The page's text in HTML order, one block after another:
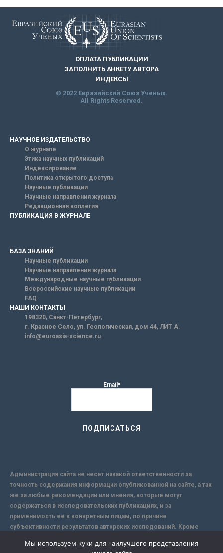
ОПЛАТА ПУБЛИКАЦИИ
ЗАПОЛНИТЬ АНКЕТУ АВТОРА
ИНДЕКСЫ
© 2022 Евразийский Союз Ученых.
All Rights Reserved.
НАУЧНОЕ ИЗДАТЕЛЬСТВО
О журнале
Этика научных публикаций
Индексирование
Политика открытого доступа
Научные публикации
Научные направления журнала
Редакционная коллегия
ПУБЛИКАЦИЯ В ЖУРНАЛЕ
БАЗА ЗНАНИЙ
Научные публикации
Научные направления журнала
Международные научные публикации
Всероссийские научные публикации
FAQ
НАШИ КОНТАКТЫ
198320, Санкт-Петербург,
г. Красное Село, ул. Геологическая, дом 44, ЛИТ А.
info@euroasia-science.ru
Email*
Администрация сайта не несет никакой ответственности за
точность содержания информации опубликованной на сайте, а так
же за любые рекомендации или мнения, которые могут
содержаться в исследовательских публикациях, и за
применимость её к конкретным лицам, по причине
субъективности результатов авторских исследований. Кроме
надежной защиты информации, Сайт не несет ответственности за
Мы используем куки для наилучшего представления